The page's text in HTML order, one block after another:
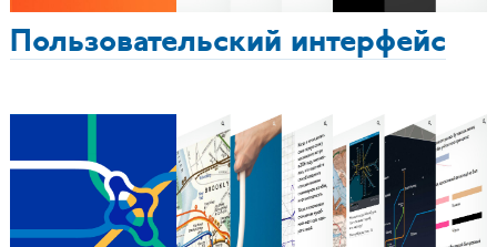
Пользовательский интерфейс